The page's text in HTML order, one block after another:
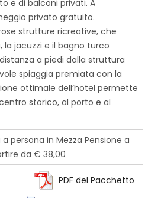
e di balconi privati. A
privato gratuito.
strutture ricreative, che
la jacuzzi e il bagno turco
a piedi dalla struttura
spiaggia premiata con la
ottimale dell’hotel permette
storico, al porto e al
persona in Mezza Pensione a
da € 38,00
PDF del Pacchetto